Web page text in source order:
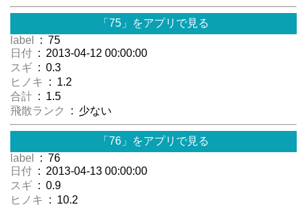
「75」をアプリで見る
label
: 75
日付 : 2013-04-12 00:00:00
スギ : 0.3
ヒノキ
: 1.2
合計 : 1.5
飛散ランク
: 少ない
「76」をアプリで見る
label
: 76
日付 : 2013-04-13 00:00:00
スギ : 0.9
ヒノキ
: 10.2